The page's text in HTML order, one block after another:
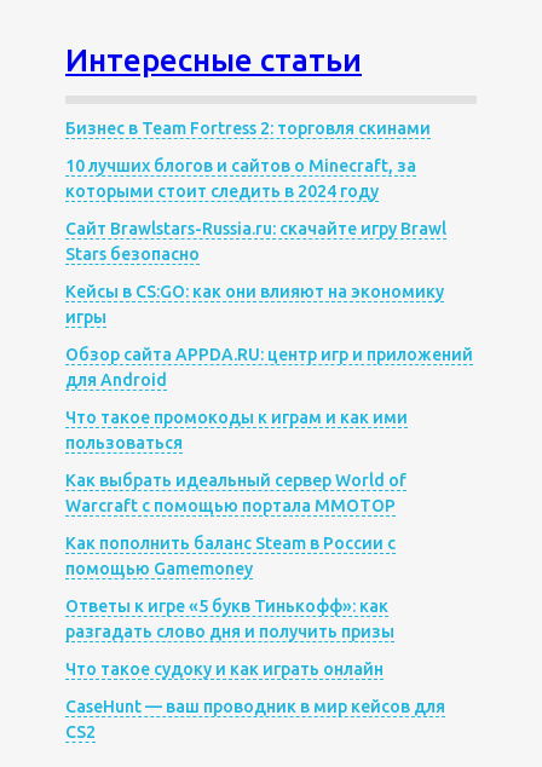
Интересные статьи
Бизнес в Team Fortress 2: торговля скинами
10 лучших блогов и сайтов о Minecraft, за
которыми стоит следить в 2024 году
Сайт Brawlstars-Russia.ru: скачайте игру Brawl
Stars безопасно
Кейсы в CS:GO: как они влияют на экономику
игры
Обзор сайта APPDA.RU: центр игр и приложений
для Android
Что такое промокоды к играм и как ими
пользоваться
Как выбрать идеальный сервер World of
Warcraft с помощью портала MMOTOP
Как пополнить баланс Steam в России с
помощью Gamemoney
Ответы к игре «5 букв Тинькофф»: как
разгадать слово дня и получить призы
Что такое судоку и как играть онлайн
CaseHunt — ваш проводник в мир кейсов для
CS2